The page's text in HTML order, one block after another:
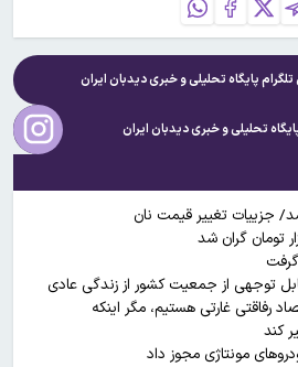
پایگاه تحلیلی و خبریدیدبان ایران
تحلیلی و خبریدیدبان ایران
توجهی از جمعیت کشور از زندگی عادی
رفاقتی غارتی هستیم، مگر اینکه
کند
مونتاژی مجوز داد